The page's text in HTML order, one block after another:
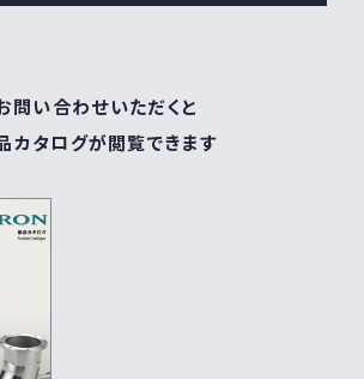
問い合わせいただくと
カタログが閲覧できます